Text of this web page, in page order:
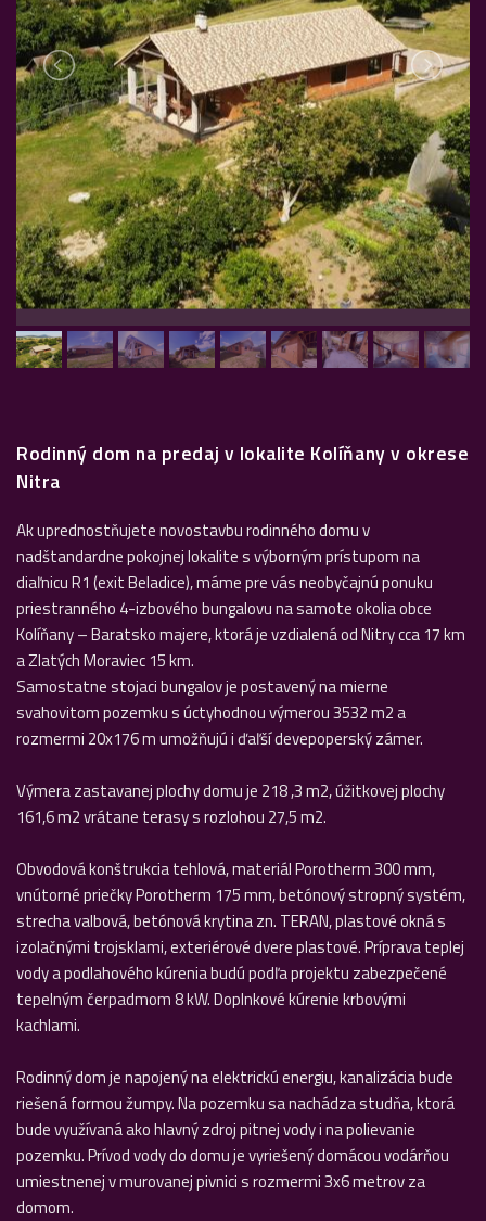
Rodinný dom na predaj v lokalite Kolíňany v okrese
Nitra
Ak uprednostňujete novostavbu rodinného domu v
nadštandardne pokojnej lokalite s výborným prístupom na
diaľnicu R1 (exit Beladice), máme pre vás neobyčajnú ponuku
priestranného 4-izbového bungalovu na samote okolia obce
Kolíňany – Baratsko majere, ktorá je vzdialená od Nitry cca 17 km
a Zlatých Moraviec 15 km.
Samostatne stojaci bungalov je postavený na mierne
svahovitom pozemku s úctyhodnou výmerou 3532 m2 a
rozmermi 20x176 m umožňujú i ďaľší devepoperský zámer.
Výmera zastavanej plochy domu je 218 ,3 m2, úžitkovej plochy
161,6 m2 vrátane terasy s rozlohou 27,5 m2.
Obvodová konštrukcia tehlová, materiál Porotherm 300 mm,
vnútorné priečky Porotherm 175 mm, betónový stropný systém,
strecha valbová, betónová krytina zn. TERAN, plastové okná s
izolačnými trojsklami, exteriérové dvere plastové. Príprava teplej
vody a podlahového kúrenia budú podľa projektu zabezpečené
tepelným čerpadmom 8 kW. Doplnkové kúrenie krbovými
kachlami.
Rodinný dom je napojený na elektrickú energiu, kanalizácia bude
riešená formou žumpy. Na pozemku sa nachádza studňa, ktorá
bude využívaná ako hlavný zdroj pitnej vody i na polievanie
pozemku. Prívod vody do domu je vyriešený domácou vodárňou
umiestnenej v murovanej pivnici s rozmermi 3x6 metrov za
domom.